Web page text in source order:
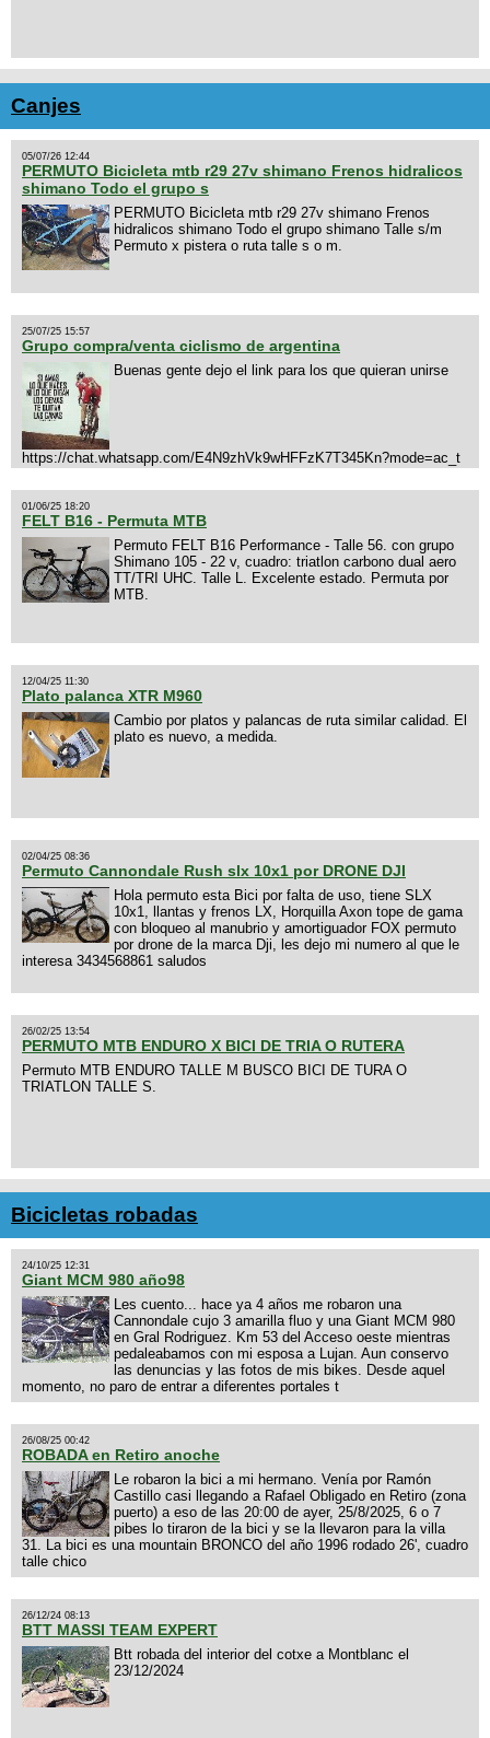
Canjes
05/07/26 12:44
PERMUTO Bicicleta mtb r29 27v shimano Frenos hidralicos
shimano Todo el grupo s
PERMUTO Bicicleta mtb r29 27v shimano Frenos
hidralicos shimano Todo el grupo shimano Talle s/m
Permuto x pistera o ruta talle s o m.
25/07/25 15:57
Grupo compra/venta ciclismo de argentina
Buenas gente dejo el link para los que quieran unirse
https://chat.whatsapp.com/E4N9zhVk9wHFFzK7T345Kn?mode=ac_t
01/06/25 18:20
FELT B16 - Permuta MTB
Permuto FELT B16 Performance - Talle 56. con grupo
Shimano 105 - 22 v, cuadro: triatlon carbono dual aero
TT/TRI UHC. Talle L. Excelente estado. Permuta por
MTB.
12/04/25 11:30
Plato palanca XTR M960
Cambio por platos y palancas de ruta similar calidad. El
plato es nuevo, a medida.
02/04/25 08:36
Permuto Cannondale Rush slx 10x1 por DRONE DJI
Hola permuto esta Bici por falta de uso, tiene SLX
10x1, llantas y frenos LX, Horquilla Axon tope de gama
con bloqueo al manubrio y amortiguador FOX permuto
por drone de la marca Dji, les dejo mi numero al que le
interesa 3434568861 saludos
26/02/25 13:54
PERMUTO MTB ENDURO X BICI DE TRIA O RUTERA
Permuto MTB ENDURO TALLE M BUSCO BICI DE TURA O
TRIATLON TALLE S.
Bicicletas robadas
24/10/25 12:31
Giant MCM 980 año98
Les cuento... hace ya 4 años me robaron una
Cannondale cujo 3 amarilla fluo y una Giant MCM 980
en Gral Rodriguez. Km 53 del Acceso oeste mientras
pedaleabamos con mi esposa a Lujan. Aun conservo
las denuncias y las fotos de mis bikes. Desde aquel
momento, no paro de entrar a diferentes portales t
26/08/25 00:42
ROBADA en Retiro anoche
Le robaron la bici a mi hermano. Venía por Ramón
Castillo casi llegando a Rafael Obligado en Retiro (zona
puerto) a eso de las 20:00 de ayer, 25/8/2025, 6 o 7
pibes lo tiraron de la bici y se la llevaron para la villa
31. La bici es una mountain BRONCO del año 1996 rodado 26', cuadro
talle chico
26/12/24 08:13
BTT MASSI TEAM EXPERT
Btt robada del interior del cotxe a Montblanc el
23/12/2024